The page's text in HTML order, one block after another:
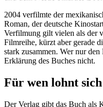
2004 verfilmte der
Roman, der deutsche
Verfilmung gilt vielen als der
Filmreihe, kürzt aber gerade
stark zusammen. Wer nur
Erklärung des Buches nicht.
Für wen lohnt
Der Verlag gibt das Buch als